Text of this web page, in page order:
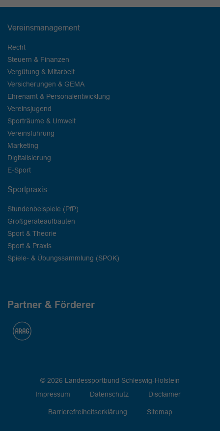
Vereinsmanagement
Recht
Steuern & Finanzen
Vergütung & Mitarbeit
Versicherungen & GEMA
Ehrenamt & Personalentwicklung
Vereinsjugend
Sporträume & Umwelt
Vereinsführung
Marketing
Digitalisierung
E-Sport
Sportpraxis
Stundenbeispiele (PfP)
Großgeräteaufbauten
Sport & Theorie
Sport & Praxis
Spiele- & Übungssammlung (SPOK)
Partner & Förderer
© 2026 Landessportbund Schleswig-Holstein
Impressum
Datenschutz Disclaimer
Barrierefreiheitserklärung Sitemap